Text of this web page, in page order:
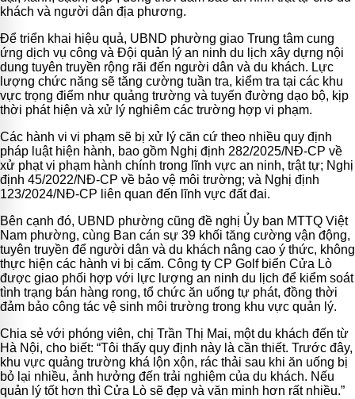
khách và người dân địa phương.
Để triển khai hiệu quả, UBND phường giao Trung tâm cung
ứng dịch vụ công và Đội quản lý an ninh du lịch xây dựng nội
dung tuyên truyền rộng rãi đến người dân và du khách. Lực
lượng chức năng sẽ tăng cường tuần tra, kiểm tra tại các khu
vực trọng điểm như quảng trường và tuyến đường dạo bộ, kịp
thời phát hiện và xử lý nghiêm các trường hợp vi phạm.
Các hành vi vi phạm sẽ bị xử lý căn cứ theo nhiều quy định
pháp luật hiện hành, bao gồm Nghị định 282/2025/NĐ-CP về
xử phạt vi phạm hành chính trong lĩnh vực an ninh, trật tự; Nghị
định 45/2022/NĐ-CP về bảo vệ môi trường; và Nghị định
123/2024/NĐ-CP liên quan đến lĩnh vực đất đai.
Bên cạnh đó, UBND phường cũng đề nghị Ủy ban MTTQ Việt
Nam phường, cùng Ban cán sự 39 khối tăng cường vận động,
tuyên truyền để người dân và du khách nâng cao ý thức, không
thực hiện các hành vi bị cấm. Công ty CP Golf biển Cửa Lò
được giao phối hợp với lực lượng an ninh du lịch để kiểm soát
tình trạng bán hàng rong, tổ chức ăn uống tự phát, đồng thời
đảm bảo công tác vệ sinh môi trường trong khu vực quản lý.
Chia sẻ với phóng viên, chị Trần Thị Mai, một du khách đến từ
Hà Nội, cho biết: “Tôi thấy quy định này là cần thiết. Trước đây,
khu vực quảng trường khá lộn xộn, rác thải sau khi ăn uống bị
bỏ lại nhiều, ảnh hưởng đến trải nghiệm của du khách. Nếu
quản lý tốt hơn thì Cửa Lò sẽ đẹp và văn minh hơn rất nhiều.”